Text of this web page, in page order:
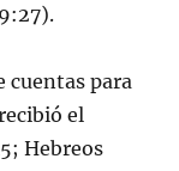
cuentas para
el
Hebreos